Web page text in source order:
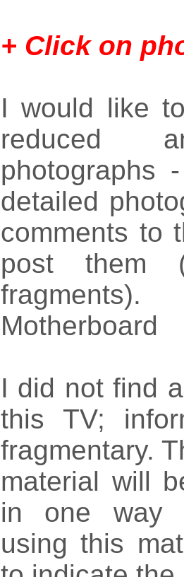
+ Click on
I would like
reduced
photographs
detailed
comments to
post them
fragments).
Motherboard
I did not find
this TV;
fragmentary.
material will
in one way
using this